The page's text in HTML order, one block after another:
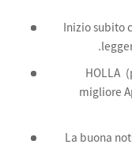
Inizio subito
HOLLA
migliore
La buona